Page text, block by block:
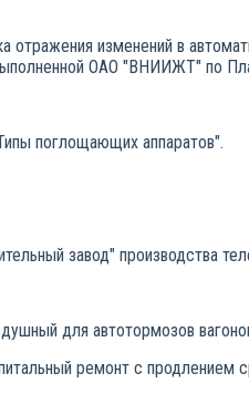
изменений в
ОАО "ВНИИЖТ" по
поглощающих аппаратов".
завод" производства
для автотормозов
ремонт с продлением